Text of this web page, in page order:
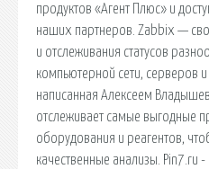
продуктов «Агент Плюс» и
наших партнеров. Zabbix —
и отслеживания статусов
компьютерной сети, серверов
написанная Алексеем
отслеживает самые выгодные
оборудования и реагентов,
качественные анализы. Pin7.ru